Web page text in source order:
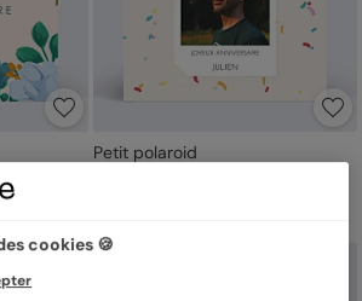
Petit polaroid
cookies 🍪